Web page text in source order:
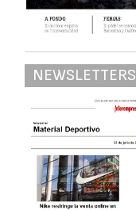
NEWSLETTERS